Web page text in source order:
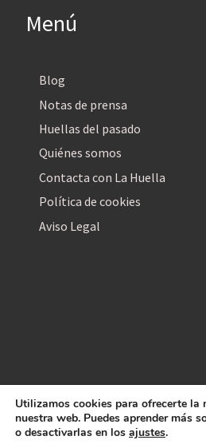
Menú
Blog
Notas de prensa
Huellas del pasado
Quiénes somos
Contacta con La Huella
Política de cookies
Aviso Legal
© 2026La Huella Digital–
Utilizamos cookies para ofrecerte la
nuestra web. Puedes aprender más
o desactivarlas en los ajustes.